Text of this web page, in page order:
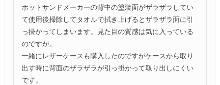
ホットサンドメーカーの背中の塗装面がザラザラしてい
て使用後掃除してタオルで拭き上げるとザラザラ面に引
っ掛かってしまいます。見た目の質感は気に入っている
のですが。
一緒にレザーケースも購入したのですがケースから取り
出す時に背面のザラザラが引っ掛かって取り出しにくい
です。